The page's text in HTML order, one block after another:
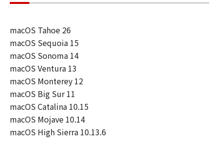
連して生ずる直接的または間接的な損失、
一切の責任を負いません。
ユーザーは、日本国政府または該当国の政
府より必要な許可等を得ることなしに、本
ソフトウェアの全部または一部を、直接ま
たは間接に輸出してはなりません。
macOS Tahoe 26
macOS Sequoia 15
macOS Sonoma 14
macOS Ventura 13
macOS Monterey 12
macOS Big Sur 11
macOS Catalina 10.15
macOS Mojave 10.14
macOS High Sierra 10.13.6